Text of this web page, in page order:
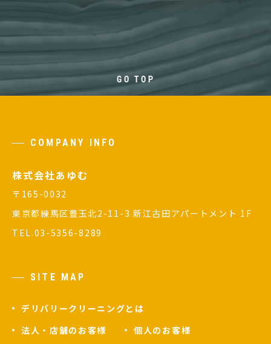
GO TOP
COMPANY INFO
株式会社あゆむ
〒165-0032
東京都練馬区豊玉北2-11-3 新江古田アパートメント 1F
TEL.03-5356-8289
SITE MAP
デリバリークリーニングとは
法人・店舗のお客様
個人のお客様